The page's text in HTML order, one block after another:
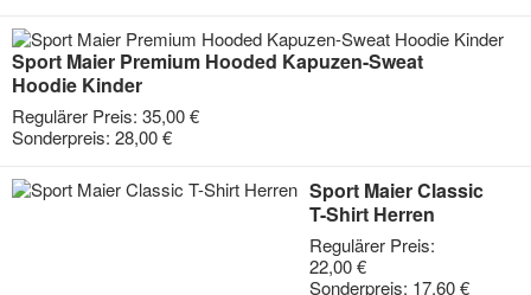
Sport Maier Premium Hooded Kapuzen-Sweat
Hoodie Kinder
Regulärer Preis: 35,00 €
Sonderpreis: 28,00 €
Sport Maier Classic
T-Shirt Herren
Regulärer Preis:
22,00 €
Sonderpreis: 17,60 €